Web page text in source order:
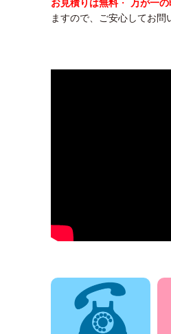
お見積りは無料・ 万が一
ますので、ご安心してお問
電